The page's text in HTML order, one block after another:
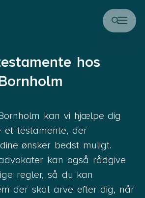
hos
kan vi hjælpe dig
testamente, der
ønsker bedst muligt.
kan også rådgive
regler, så du kan
der skal arve efter dig, når